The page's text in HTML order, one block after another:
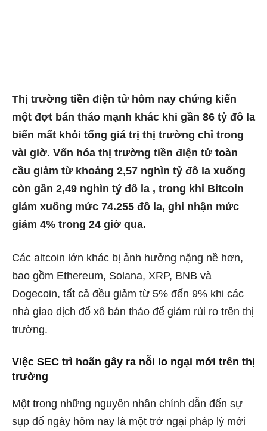
Thị trường tiền điện tử hôm nay chứng kiến ​​
một đợt bán tháo mạnh khác khi gần 86 tỷ đô la
biến mất khỏi tổng giá trị thị trường chỉ trong
vài giờ. Vốn hóa thị trường tiền điện tử toàn
cầu giảm từ khoảng 2,57 nghìn tỷ đô la xuống
còn gần 2,49 nghìn tỷ đô la , trong khi Bitcoin
giảm xuống mức 74.255 đô la, ghi nhận mức
giảm 4% trong 24 giờ qua.
Các altcoin lớn khác bị ảnh hưởng nặng nề hơn,
bao gồm Ethereum, Solana, XRP, BNB và
Dogecoin, tất cả đều giảm từ 5% đến 9% khi các
nhà giao dịch đổ xô bán tháo để giảm rủi ro trên thị
trường.
Việc SEC trì hoãn gây ra nỗi lo ngại mới trên thị
trường
Một trong những nguyên nhân chính dẫn đến sự
sụp đổ ngày hôm nay là một trở ngại pháp lý mới